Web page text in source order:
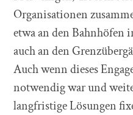
Organisationen
etwa an den Bahnhöfen
auch an den
Auch wenn dieses
notwendig war und
langfristige Lösungen